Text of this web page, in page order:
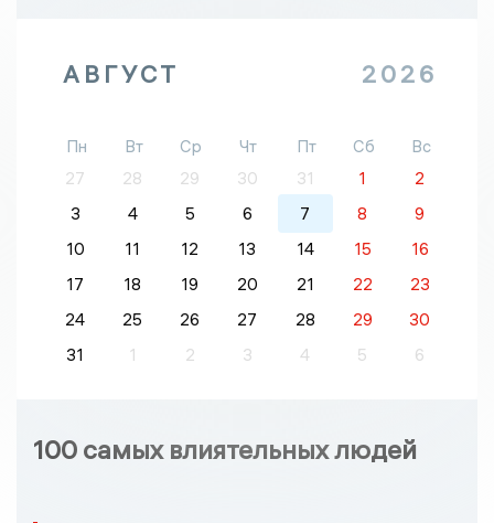
АВГУСТ 2026
Пн Вт Ср Чт Пт Сб
Вс
27
28 29 30 31 1
2
3
4 5 6 7 8
9
10
11 12 13 14 15
16
17
18 19 20 21 22
23
24
25 26 27 28 29
30
31
1 2 3 4 5 6
100 самых влиятельных людей